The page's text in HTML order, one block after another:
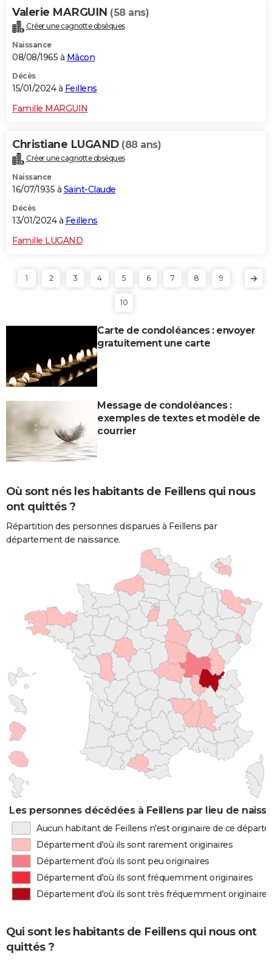
Valerie MARGUIN (58 ans)
Créer une cagnotte obsèques
Naissance
08/08/1965 à Mâcon
Décès
15/01/2024 à Feillens
Famille MARGUIN
Christiane LUGAND (88 ans)
Créer une cagnotte obsèques
Naissance
16/07/1935 à Saint-Claude
Décès
13/01/2024 à Feillens
Famille LUGAND
1 2 3 4 5 6 7 8 9
10
Carte de condoléances : envoyer
gratuitement une carte
Message de condoléances :
exemples de textes et modèle de
courrier
Où sont nés les habitants de Feillens qui nous
ont quittés ?
Répartition des personnes disparues à Feillens par
département de naissance.
Les personnes décédées à Feillens par lieu de
Aucun habitant de Feillens n'est originaire de ce
Département d'où ils sont rarement originaires
Département d'où ils sont peu originaires
Département d'où ils sont fréquemment originaires
Département d'où ils sont très fréquemment originaires
Qui sont les habitants de Feillens qui nous ont
quittés ?